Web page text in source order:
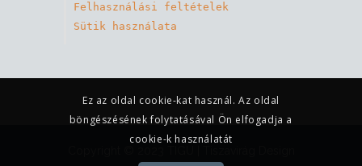
Felhasználási feltételek
Sütik használata
Ez az oldal cookie-kat használ. Az oldal
böngészésének folytatásával Ön elfogadja a
cookie-k használatát